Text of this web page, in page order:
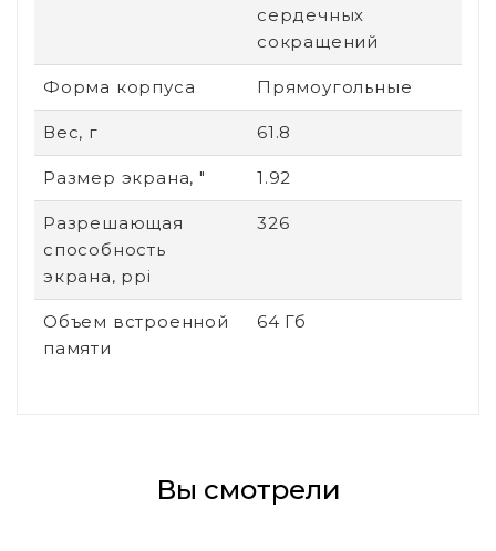
сердечных
сокращений
Форма корпуса Прямоугольные
Вес, г 61.8
Размер экрана, " 1.92
Разрешающая
способность
экрана, ppi
326
Объем встроенной
памяти
64 Гб
Вы смотрели